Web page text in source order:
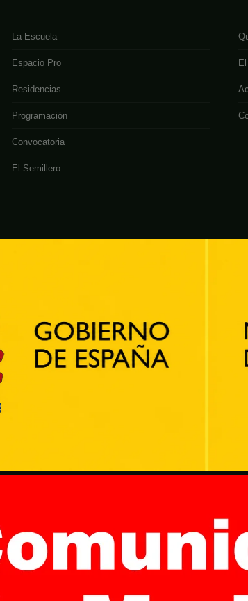
La Escuela
Espacio Pro
Residencias
Programación
Convocatoria
El Semillero